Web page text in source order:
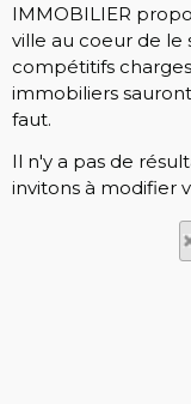
IMMOBILIER
ville au coeur de le
compétitifs
immobiliers
faut.
Il n'y a pas de
invitons à modifier